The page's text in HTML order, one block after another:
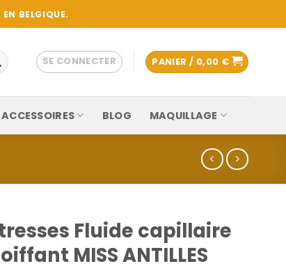
BELGIQUE.
SE CONNECTER PANIER / 0,00 €
ACCESSOIRES BLOG MAQUILLAGE
Fluide capillaire
MISS ANTILLES